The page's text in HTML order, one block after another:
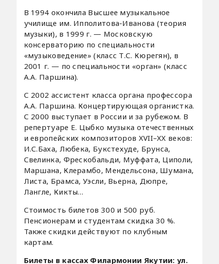
В 1994 окончила Высшее музыкальное
училище им. Ипполитова-Иванова (теория
музыки), в 1999 г. — Московскую
консерваторию по специальности
«музыковедение» (класс Т.С. Кюрегян), в
2001 г. — по специальности «орган» (класс
А.А. Паршина).
С 2002 ассистент класса органа профессора
А.А. Паршина. Концертирующая органистка.
С 2000 выступает в России и за рубежом. В
репертуаре Е. Цыбко музыка отечественных
и европейских композиторов XVII–XX веков:
И.С.Баха, Любека, Букстехуде, Брунса,
Свелинка, Фрескобальди, Муффата, Циполи,
Маршана, Клерамбо, Мендельсона, Шумана,
Листа, Брамса, Уэсли, Вьерна, Дюпре,
Лангле, Кикты…
Стоимость билетов 300 и 500 руб.
Пенсионерам и студентам скидка 30 %.
Также скидки действуют по клубным
картам.
Билеты в кассах Филармонии Якутии: ул.